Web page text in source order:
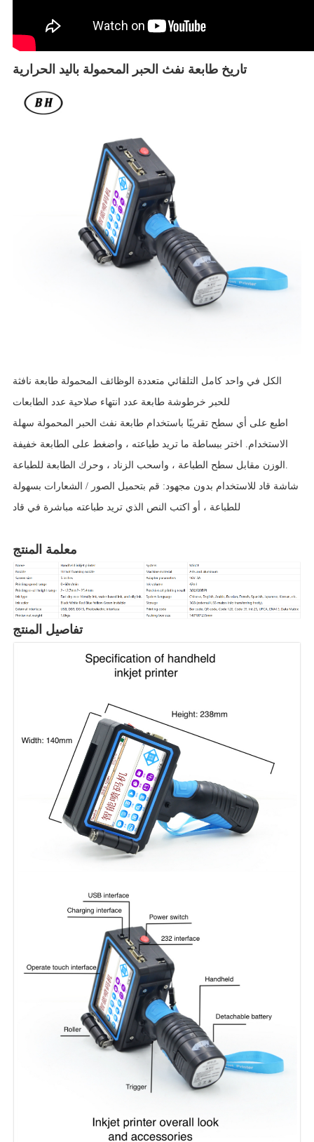
تاريخ طابعة نفث الحبر المحمولة باليد الحرارية
الكل في واحد كامل التلقائي متعددة الوظائف المحمولة طابعة نافثة
للحبر خرطوشة طابعة عدد انتهاء صلاحية عدد الطابعات
اطبع على أي سطح تقريبًا باستخدام طابعة نفث الحبر المحمولة سهلة
الاستخدام. اختر ببساطة ما تريد طباعته ، واضغط على الطابعة خفيفة
شاشة قاد للاستخدام بدون مجهود: قم بتحميل الصور / الشعارات بسهولة
للطباعة ، أو اكتب النص الذي تريد طباعته مباشرة في قاد
معلمة المنتج
تفاصيل المنتج